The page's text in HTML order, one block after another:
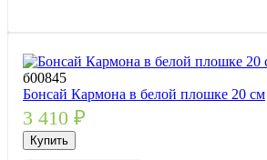
б00845
Бонсай Кармона в белой плошке 20 см
3 410 ₽
Купить